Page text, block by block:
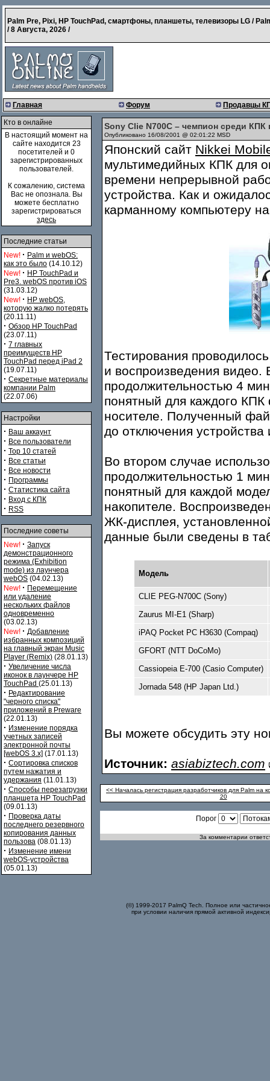
Palm Pre, Pixi, HP TouchPad, смартфоны, планшеты, телевизоры LG /
/8 Августа, 2026 /
Главная Форум Продавцы
Кто в онлайне
В настоящий момент на
сайте находится 23
посетителей и 0
зарегистрированных
пользователей.
К сожалению, система
Вас не опознала. Вы
можете бесплатно
зарегистрироваться
здесь
Последние статьи
New! · Palm и webOS:
как это было (14.10.12)
New! · HP TouchPad и
Pre3. webOS против iOS
(31.03.12)
New! · HP webOS,
которую жалко потерять
(20.11.11)
· Обзор HP TouchPad
(23.07.11)
· 7 главных
преимуществ HP
TouchPad перед iPad 2
(19.07.11)
· Секретные материалы
компании Palm
(22.07.06)
Настройки
· Ваш аккаунт
· Все пользователи
· Top 10 статей
· Все статьи
· Все новости
· Программы
· Статистика сайта
· Вход с КПК
· RSS
Последние советы
New! · Запуск
демонстрационного
режима (Exhibition
mode) из лаунчера
webOS (04.02.13)
New! · Перемещение
или удаление
нескольких файлов
одновременно
(03.02.13)
New! · Добавление
избранных композиций
на главный экран Music
Player (Remix) (28.01.13)
· Увеличение числа
иконок в лаунчере HP
TouchPad (25.01.13)
· Редактирование
"черного списка"
приложений в Preware
(22.01.13)
· Изменение порядка
учетных записей
электронной почты
[webOS 3.x] (17.01.13)
· Сортировка списков
путем нажатия и
удержания (11.01.13)
· Способы перезагрузки
планшета HP TouchPad
(09.01.13)
· Проверка даты
последнего резервного
копирования данных
пользова (08.01.13)
· Изменение имени
webOS-устройства
(05.01.13)
Sony Clie N700C – чемпион среди
Опубликовано 16/08/2001 @ 02:01:22 MSD
Японский сайт Nikkei
мультимедийных КПК для
времени непрерывной
устройства. Как и
карманному компьютеру
Тестирования
и воспроизведения
продолжительностью 4
понятный для каждого
носителе. Полученный
до отключения
Во втором случае
продолжительностью 1
понятный для каждой
накопителе.
ЖК-дисплея,
данные были сведены в
Модель
CLIE PEG-N700C (Sony)
Zaurus MI-E1 (Sharp)
iPAQ Pocket PC H3630 (Compaq)
GFORT (NTT DoCoMo)
Cassiopeia E-700 (Casio Computer)
Jornada 548 (HP Japan Ltd.)
Вы можете обсудить эту
Источник: asiabiztech.com
<< Началась регистрация разработчиков для Palm на
20
Порог
За комментарии
(©) 1999-2017 PalmQ Tech. Полное или
при условии наличия прямой активной